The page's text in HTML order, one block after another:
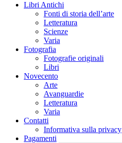
Libri Antichi
Fonti di storia dell’arte
Letteratura
Scienze
Varia
Fotografia
Fotografie originali
Libri
Novecento
Arte
Avanguardie
Letteratura
Varia
Contatti
Informativa sulla privacy
Pagamenti